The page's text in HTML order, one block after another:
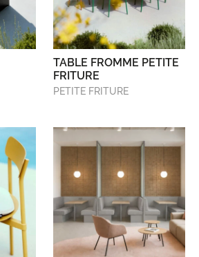
TABLE FROMME PETITE
FRITURE
PETITE FRITURE